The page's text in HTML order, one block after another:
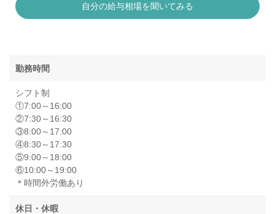
自分の給与相場を聞いてみる
勤務時間
シフト制
①7:00～16:00
②7:30～16:30
③8:00～17:00
④8:30～17:30
⑤9:00～18:00
⑥10:00～19:00
＊時間外労働あり
休日・休暇